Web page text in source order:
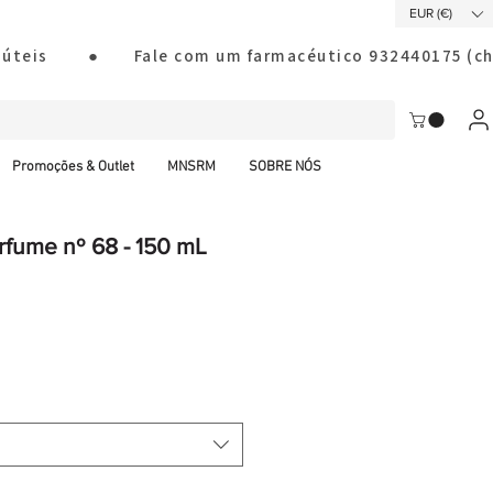
EUR (€)
úteis        ●       Fale com um farmacéutico
Promoções & Outlet MNSRM SOBRE NÓS
nº 68 - 150 mL